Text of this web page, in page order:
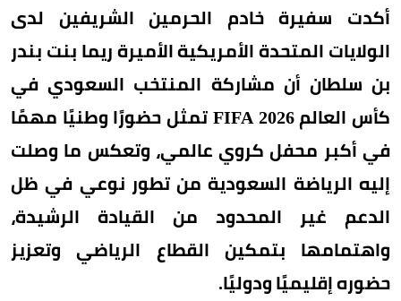
أكدت سفيرة خادم الحرمين الشريفين لدى
الولايات المتحدة الأمريكية الأميرة ريما بنت بندر
بن سلطان أن مشاركة المنتخب السعودي في
كأس العالم FIFA 2026 تمثل حضورًا وطنيًا مهمًا
في أكبر محفل كروي عالمي، وتعكس ما وصلت
إليه الرياضة السعودية من تطور نوعي في ظل
الدعم غير المحدود من القيادة الرشيدة،
واهتمامها بتمكين القطاع الرياضي وتعزيز
حضوره إقليميًا ودوليًا.